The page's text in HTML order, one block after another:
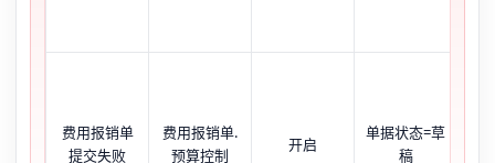
费用报销单
提交失败
费用报销单.
预算控制
开启
单据状态=草
稿